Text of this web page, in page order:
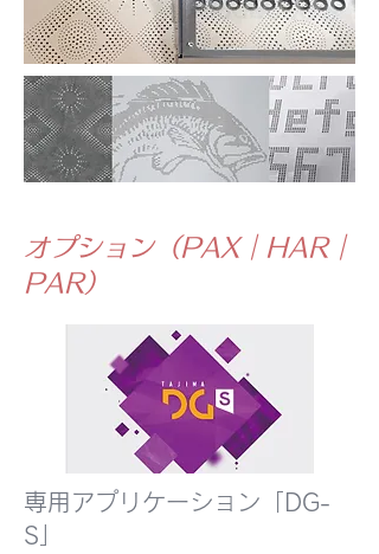
オプション（PAX｜HAR｜
PAR）
専用アプリケーション「DG-
S」